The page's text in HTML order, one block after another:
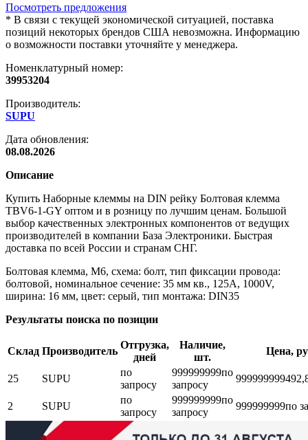
Посмотреть предложения
* В связи с текущей экономической ситуацией, поставка
позиций некоторых брендов США невозможна. Информацию
о возможности поставки уточняйте у менеджера.
Номенклатурный номер:
39953204
Производитель:
SUPU
Дата обновления:
08.08.2026
Описание
Купить Наборные клеммы на DIN рейку Болтовая клемма
TBV6-1-GY оптом и в розницу по лучшим ценам. Большой
выбор качественных электронных компонентов от ведущих
производителей в компании База Электроники. Быстрая
доставка по всей России и странам СНГ.
Болтовая клемма, М6, схема: болт, тип фиксации провода:
болтовой, номинальное сечение: 35 мм кв., 125A, 1000V,
ширина: 16 мм, цвет: серый, тип монтажа: DIN35
Результаты поиска по позиции
Склад Производитель
Отгрузка,
дней
Наличие,
шт.
Цена,
25 SUPU
по
запросу
999999999по
запросу
999999999
2 SUPU
по
запросу
999999999по
запросу
999999999по